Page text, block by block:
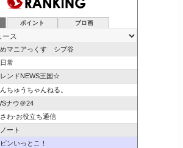
ポイント ブロ画
めマニアっくす シブ谷
常
ンドNEWS王国☆
ちゅうちゃんねる。
ナウ＠24
わ-お役立ち通信
ート
ンいっとこ！